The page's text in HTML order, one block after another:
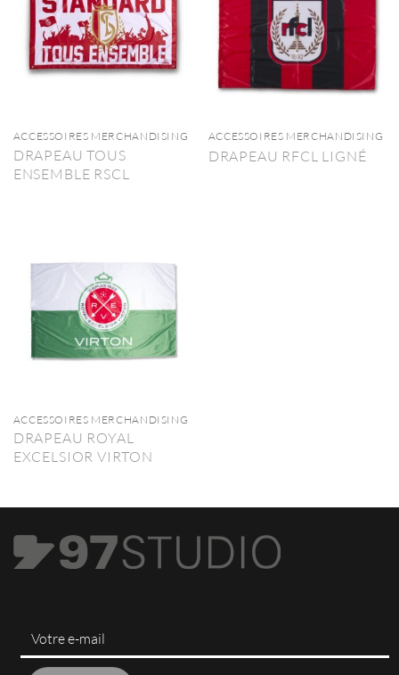
ACCESSOIRES MERCHANDISING
DRAPEAU TOUS
ENSEMBLE RSCL
ACCESSOIRES MERCHANDISING
DRAPEAU RFCL LIGNÉ
ACCESSOIRES MERCHANDISING
DRAPEAU ROYAL
EXCELSIOR VIRTON